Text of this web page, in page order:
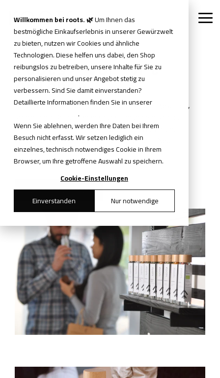
Willkommen bei roots. 🌿Um Ihnen das
bestmögliche Einkaufserlebnis in unserer Gewürzwelt
zu bieten, nutzen wir Cookies und ähnliche
Technologien. Diese helfen uns dabei, den Shop
reibungslos zu betreiben, unsere Inhalte für Sie zu
personalisieren und unser Angebot stetig zu
verbessern. Sind Sie damit einverstanden?
Detaillierte Informationen finden Sie in unserer
.
Wenn Sie ablehnen, werden Ihre Daten bei Ihrem
Besuch nicht erfasst. Wir setzen lediglich ein
einzelnes, technisch notwendiges Cookie in Ihrem
Browser, um Ihre getroffene Auswahl zu speichern.
Cookie-Einstellungen
Einverstanden
Nur notwendige
main
content.
roots. vor Ort
erleben
Bei uns erwartet Sie kein klassisches Ladengeschäft,
sondern ein Ort der Begegnung. Freuen Sie sich auf
persönliche Beratung, ausgewählte Gewürze und
exklusive Termine in unserer Manufaktur in Neu-
Isenburg.
Für Termin anmelden